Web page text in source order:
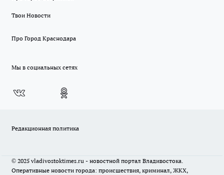
Твои Новости
Про Город Краснодара
Мы в социальных сетях
Редакционная политика
© 2025 vladivostoktimes.ru - новостной портал Владивостока.
Оперативные новости города: происшествия, криминал, ЖКХ,